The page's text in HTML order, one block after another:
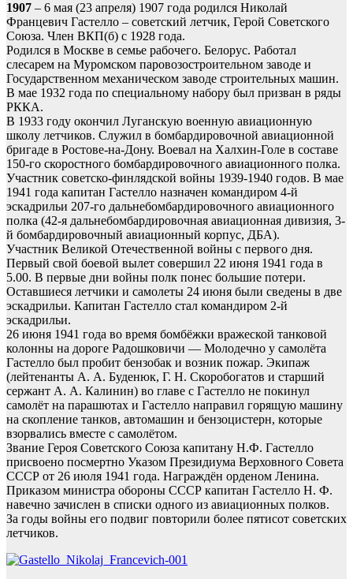
1907 – 6 мая (23 апреля) 1907 года родился Николай
Францевич Гастелло – советский летчик, Герой Советского
Союза. Член ВКП(б) с 1928 года.
Родился в Москве в семье рабочего. Белорус. Работал
слесарем на Муромском паровозостроительном заводе и
Государственном механическом заводе строительных машин.
В мае 1932 года по специальному набору был призван в ряды
РККА.
В 1933 году окончил Луганскую военную авиационную
школу летчиков. Служил в бомбардировочной авиационной
бригаде в Ростове-на-Дону. Воевал на Халхин-Голе в составе
150-го скоростного бомбардировочного авиационного полка.
Участник советско-финлядской войны 1939-1940 годов. В мае
1941 года капитан Гастелло назначен командиром 4-й
эскадрильи 207-го дальнебомбардировочного авиационного
полка (42-я дальнебомбардировочная авиационная дивизия, 3-
й бомбардировочный авиационный корпус, ДБА).
Участник Великой Отечественной войны с первого дня.
Первый свой боевой вылет совершил 22 июня 1941 года в
5.00. В первые дни войны полк понес большие потери.
Оставшиеся летчики и самолеты 24 июня были сведены в две
эскадрильи. Капитан Гастелло стал командиром 2-й
эскадрильи.
26 июня 1941 года во время бомбёжки вражеской танковой
колонны на дороге Радошковичи — Молодечно у самолёта
Гастелло был пробит бензобак и возник пожар. Экипаж
(лейтенанты А. А. Буденюк, Г. Н. Скоробогатов и старший
сержант А. А. Калинин) во главе с Гастелло не покинул
самолёт на парашютах и Гастелло направил горящую машину
на скопление танков, автомашин и бензоцистерн, которые
взорвались вместе с самолётом.
Звание Героя Советского Союза капитану Н.Ф. Гастелло
присвоено посмертно Указом Президиума Верховного Совета
СССР от 26 июля 1941 года. Награждён орденом Ленина.
Приказом министра обороны СССР капитан Гастелло Н. Ф.
навечно зачислен в списки одного из авиационных полков.
За годы войны его подвиг повторили более пятисот советских
летчиков.